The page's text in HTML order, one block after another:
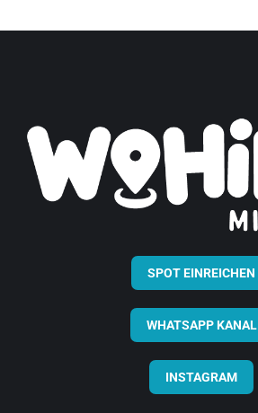
SPOT EINREICHEN
WHATSAPP KANAL
INSTAGRAM